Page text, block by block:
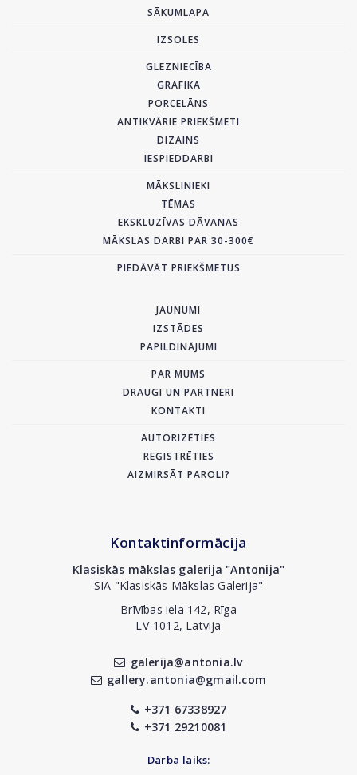
SĀKUMLAPA
IZSOLES
GLEZNIECĪBA
GRAFIKA
PORCELĀNS
ANTIKVĀRIE PRIEKŠMETI
DIZAINS
IESPIEDDARBI
MĀKSLINIEKI
TĒMAS
EKSKLUZĪVAS DĀVANAS
MĀKSLAS DARBI PAR 30-300€
PIEDĀVĀT PRIEKŠMETUS
JAUNUMI
IZSTĀDES
PAPILDINĀJUMI
PAR MUMS
DRAUGI UN PARTNERI
KONTAKTI
AUTORIZĒTIES
REĢISTRĒTIES
AIZMIRSĀT PAROLI?
Kontaktinformācija
Klasiskās mākslas galerija "Antonija"
SIA "Klasiskās Mākslas Galerija"
Brīvības iela 142, Rīga
LV-1012, Latvija
galerija@antonia.lv
gallery.antonia@gmail.com
+371 67338927
+371 29210081
Darba laiks: